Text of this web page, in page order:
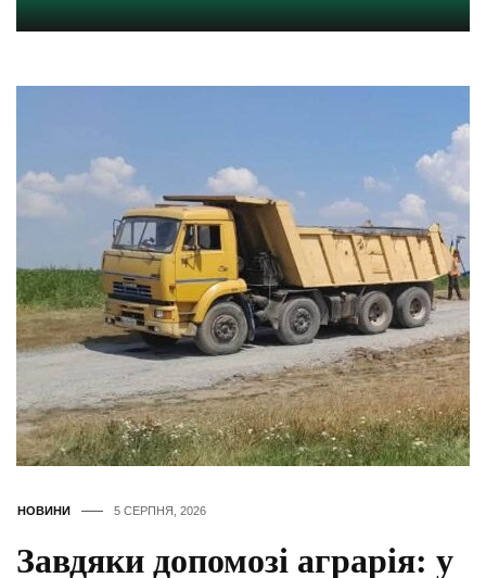
НОВИНИ 5 СЕРПНЯ, 2026
Завдяки допомозі аграрія: у